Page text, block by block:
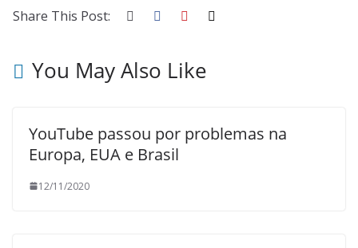
Share This Post:
You May Also Like
YouTube passou por problemas na
Europa, EUA e Brasil
12/11/2020